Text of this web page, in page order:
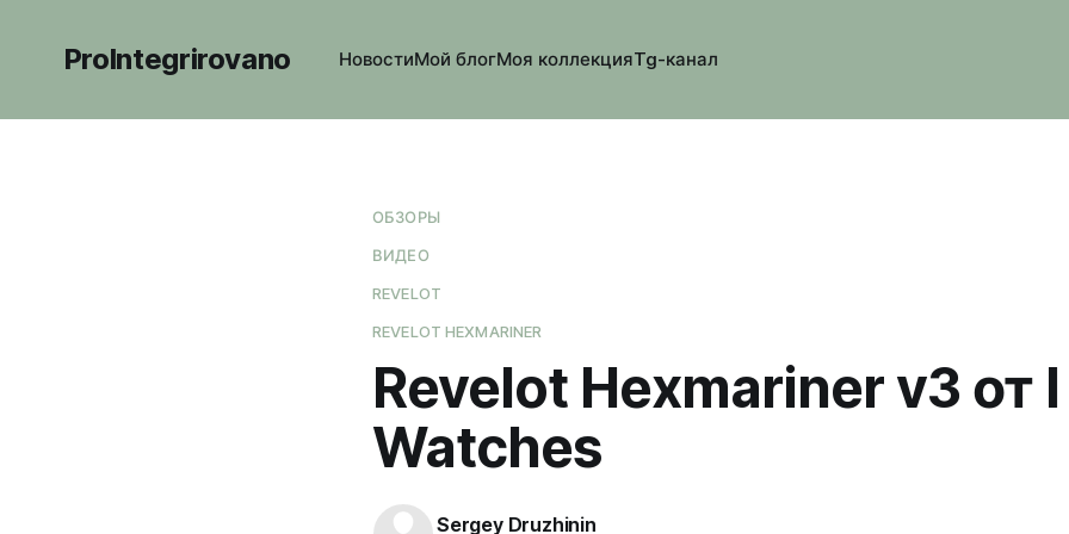
ProIntegrirovano НовостиМой блогМоя коллекцияTg-канал
ОБЗОРЫ
ВИДЕО
REVELOT
REVELOT HEXMARINER
Revelot Hexmariner v3 от
Watches
Sergey Druzhinin